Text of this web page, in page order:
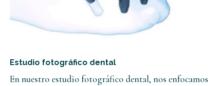
Estudio fotográfico dental
En nuestro estudio fotográfico dental, nos enfocamos